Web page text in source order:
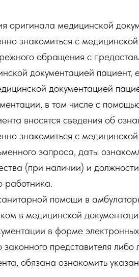
медицинской
знакомиться с
обращения с
документацией пациент,
документацией
в том числе с
вносятся сведения об
знакомиться с
запроса, даты
(при наличии) и
работника.
помощи в
в медицинской
в форме
представителя
обязана ознакомить